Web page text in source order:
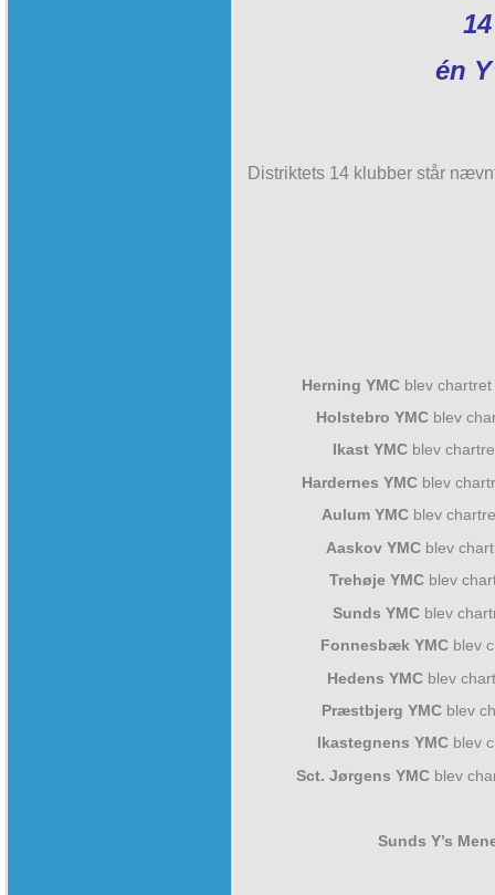
én
Distriktets 14 klubber står
Herning YMC blev
Holstebro YMC blev
Ikast YMC blev
Hardernes YMCblev
Aulum YMCblev
Aaskov YMC blev
Trehøje YMCblev
Sunds YMC blev
Fonnesbæk YMCblev
Hedens YMCblev
Præstbjerg YMC blev
Ikastegnens YMC blev
Sct. Jørgens YMC blev
Sunds Y’s